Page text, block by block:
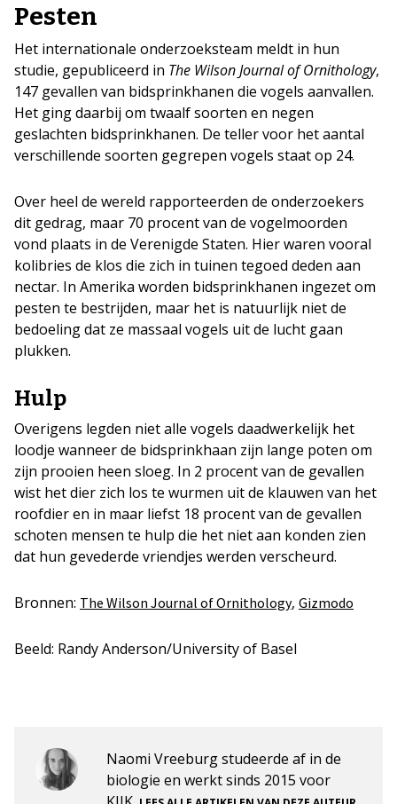
Pesten
Het internationale onderzoeksteam meldt in hun
studie, gepubliceerd in The Wilson Journal of Ornithology,
147 gevallen van bidsprinkhanen die vogels aanvallen.
Het ging daarbij om twaalf soorten en negen
geslachten bidsprinkhanen. De teller voor het aantal
verschillende soorten gegrepen vogels staat op 24.
Over heel de wereld rapporteerden de onderzoekers
dit gedrag, maar 70 procent van de vogelmoorden
vond plaats in de Verenigde Staten. Hier waren vooral
kolibries de klos die zich in tuinen tegoed deden aan
nectar. In Amerika worden bidsprinkhanen ingezet om
pesten te bestrijden, maar het is natuurlijk niet de
bedoeling dat ze massaal vogels uit de lucht gaan
plukken.
Hulp
Overigens legden niet alle vogels daadwerkelijk het
loodje wanneer de bidsprinkhaan zijn lange poten om
zijn prooien heen sloeg. In 2 procent van de gevallen
wist het dier zich los te wurmen uit de klauwen van het
roofdier en in maar liefst 18 procent van de gevallen
schoten mensen te hulp die het niet aan konden zien
dat hun gevederde vriendjes werden verscheurd.
Bronnen: The Wilson Journal of Ornithology, Gizmodo
Beeld: Randy Anderson/University of Basel
Naomi Vreeburg studeerde af in de
biologie en werkt sinds 2015 voor